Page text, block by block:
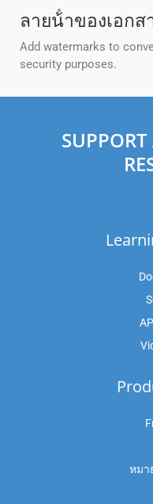
ลายน้ําของเอกส
Add watermarks to
security purposes.
หมา